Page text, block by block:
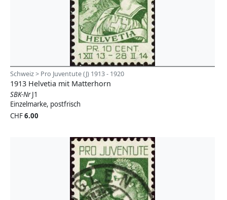
Schweiz > Pro Juventute (J) 1913 - 1920
1913 Helvetia mit Matterhorn
SBK-NrJ1
Einzelmarke, postfrisch
CHF6.00